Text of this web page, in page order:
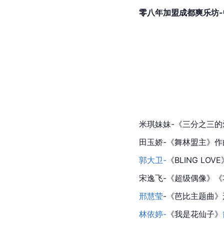
零八年加盟成都爽乐坊
米琪妹妹-《三分之三
田玉娇-《舞林盟主》
郭大卫- 《BLING
宋逸飞-《超级偶像》
邢慧莹-《芭比主题曲
林依婷- 《我是花仙子》